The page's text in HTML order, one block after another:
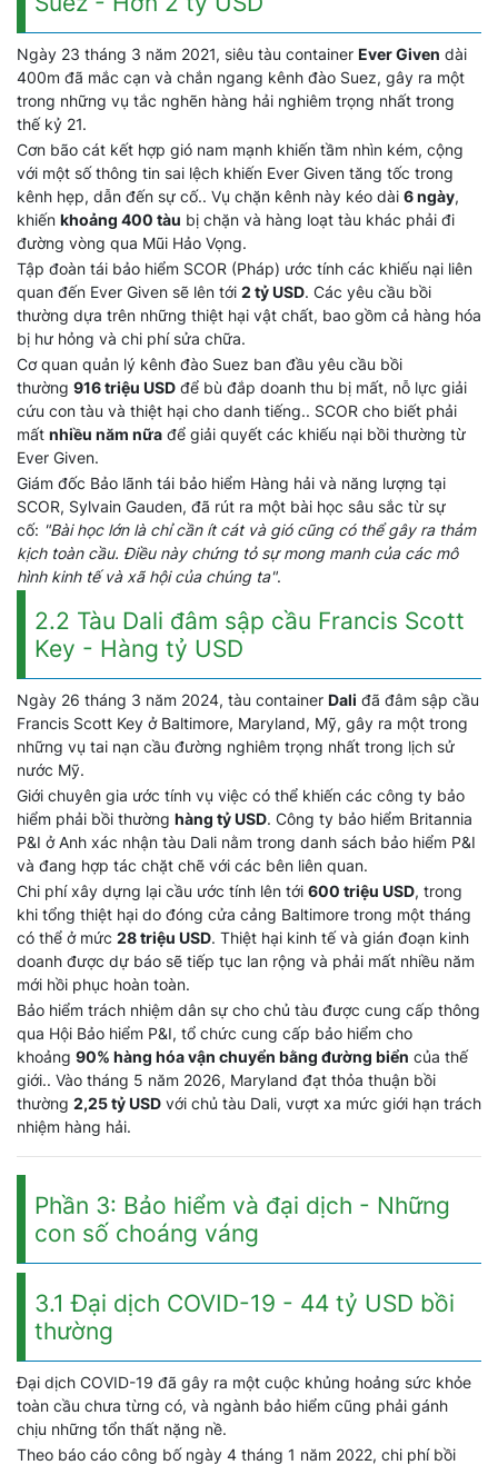
Ngày 23 tháng 3 năm 2021, siêu tàu container Ever Given dài
400m đã mắc cạn và chắn ngang kênh đào Suez, gây ra một
trong những vụ tắc nghẽn hàng hải nghiêm trọng nhất trong
thế kỷ 21.
Cơn bão cát kết hợp gió nam mạnh khiến tầm nhìn kém, cộng
với một số thông tin sai lệch khiến Ever Given tăng tốc trong
kênh hẹp, dẫn đến sự cố.. Vụ chặn kênh này kéo dài 6 ngày,
khiến khoảng 400 tàu bị chặn và hàng loạt tàu khác phải đi
đường vòng qua Mũi Hảo Vọng.
Tập đoàn tái bảo hiểm SCOR (Pháp) ước tính các khiếu nại liên
quan đến Ever Given sẽ lên tới 2 tỷ USD. Các yêu cầu bồi
thường dựa trên những thiệt hại vật chất, bao gồm cả hàng hóa
bị hư hỏng và chi phí sửa chữa.
Cơ quan quản lý kênh đào Suez ban đầu yêu cầu bồi
thường 916 triệu USD để bù đắp doanh thu bị mất, nỗ lực giải
cứu con tàu và thiệt hại cho danh tiếng.. SCOR cho biết phải
mất nhiều năm nữa để giải quyết các khiếu nại bồi thường từ
Ever Given.
Giám đốc Bảo lãnh tái bảo hiểm Hàng hải và năng lượng tại
SCOR, Sylvain Gauden, đã rút ra một bài học sâu sắc từ sự
cố: "Bài học lớn là chỉ cần ít cát và gió cũng có thể gây ra thảm
kịch toàn cầu. Điều này chứng tỏ sự mong manh của các mô
hình kinh tế và xã hội của chúng ta".
2.2 Tàu Dali đâm sập cầu Francis Scott
Key - Hàng tỷ USD
Ngày 26 tháng 3 năm 2024, tàu container Dali đã đâm sập cầu
Francis Scott Key ở Baltimore, Maryland, Mỹ, gây ra một trong
những vụ tai nạn cầu đường nghiêm trọng nhất trong lịch sử
nước Mỹ.
Giới chuyên gia ước tính vụ việc có thể khiến các công ty bảo
hiểm phải bồi thường hàng tỷ USD. Công ty bảo hiểm Britannia
P&I ở Anh xác nhận tàu Dali nằm trong danh sách bảo hiểm P&I
và đang hợp tác chặt chẽ với các bên liên quan.
Chi phí xây dựng lại cầu ước tính lên tới 600 triệu USD, trong
khi tổng thiệt hại do đóng cửa cảng Baltimore trong một tháng
có thể ở mức 28 triệu USD. Thiệt hại kinh tế và gián đoạn kinh
doanh được dự báo sẽ tiếp tục lan rộng và phải mất nhiều năm
mới hồi phục hoàn toàn.
Bảo hiểm trách nhiệm dân sự cho chủ tàu được cung cấp thông
qua Hội Bảo hiểm P&I, tổ chức cung cấp bảo hiểm cho
khoảng 90% hàng hóa vận chuyển bằng đường biển của thế
giới.. Vào tháng 5 năm 2026, Maryland đạt thỏa thuận bồi
thường 2,25 tỷ USD với chủ tàu Dali, vượt xa mức giới hạn trách
nhiệm hàng hải.
Phần 3: Bảo hiểm và đại dịch - Những
con số choáng váng
3.1 Đại dịch COVID-19 - 44 tỷ USD bồi
thường
Đại dịch COVID-19 đã gây ra một cuộc khủng hoảng sức khỏe
toàn cầu chưa từng có, và ngành bảo hiểm cũng phải gánh
chịu những tổn thất nặng nề.
Theo báo cáo công bố ngày 4 tháng 1 năm 2022, chi phí bồi